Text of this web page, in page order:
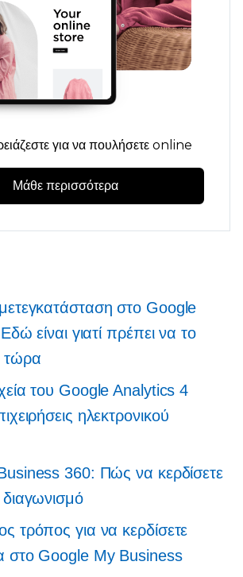
για να πουλήσετε online
Μάθε περισσότερα
στο Google
είναι γιατί πρέπει να το
τώρα
του Google Analytics 4
ηλεκτρονικού
360: Πώς να κερδίσετε
τρόπος για να κερδίσετε
στο Google My Business